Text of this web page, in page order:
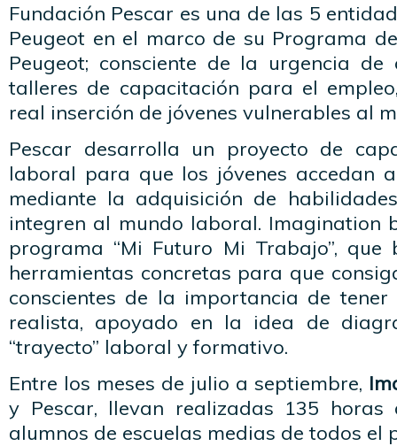
Fundación Pescar es una de las 5
Peugeot en el marco de su Programa
Peugeot; consciente de la urgencia
talleres de capacitación para el
real inserción de jóvenes vulnerables al
Pescar desarrolla un proyecto de
laboral para que los jóvenes accedan
mediante la adquisición de
integren al mundo laboral. Imagination
programa “Mi Futuro Mi Trabajo”,
herramientas concretas para que
conscientes de la importancia de
realista, apoyado en la idea de
“trayecto” laboral y formativo.
Entre los meses de julio a septiembre,
y Pescar, llevan realizadas 135
alumnos de escuelas medias de todos el